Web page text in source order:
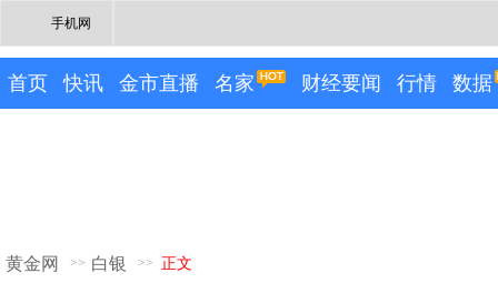
手机网
首页 快讯 金市直播 名家 财经要闻 行情 数据
黄金网 >> 白银 >> 正文